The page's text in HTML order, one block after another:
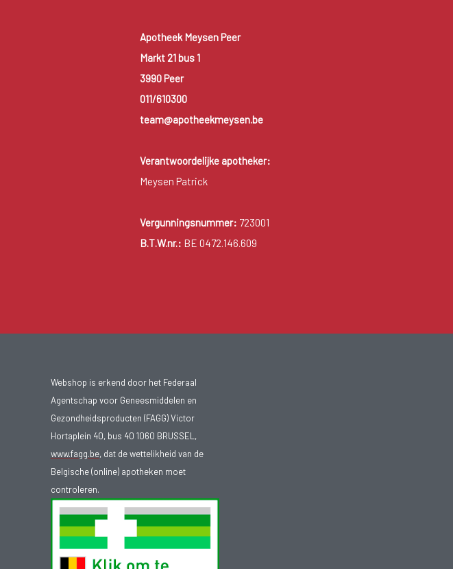
Apotheek Meysen Peer
Markt 21 bus 1
3990 Peer
011/610300
team@apotheekmeysen.be
Verantwoordelijke apotheker:
Meysen Patrick
Vergunningsnummer: 723001
B.T.W.nr.: BE 0472.146.609
Webshop is erkend door het Federaal
Agentschap voor Geneesmiddelen en
Gezondheidsproducten (FAGG) Victor
Hortaplein 40, bus 40 1060 BRUSSEL,
www.fagg.be, dat de wettelikheid van de
Belgische (online) apotheken moet
controleren.